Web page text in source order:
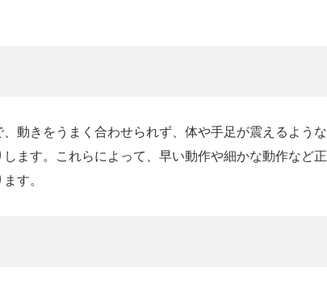
動きをうまく合わせられず、体や手足が震えるような
ます。これらによって、早い動作や細かな動作など正
す。